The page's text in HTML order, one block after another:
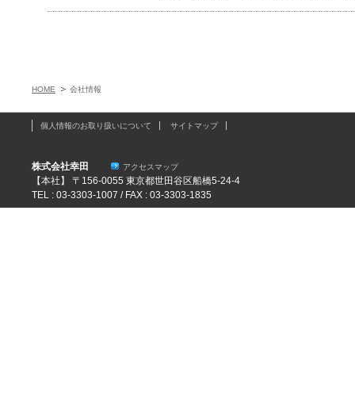
HOME 会社情報
個人情報のお取り扱いについて サイトマップ
株式会社幸田
【本社】 〒156-0055 東京都世田谷区船橋5-24-4
TEL : 03-3303-1007 / FAX : 03-3303-1835
アクセスマップ